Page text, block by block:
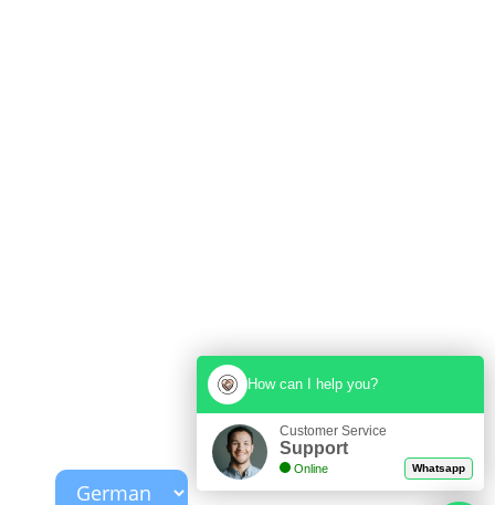
How can I help you?
Customer Service
Support
Online Whatsapp